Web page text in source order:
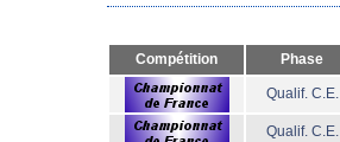
Compétition Phase
Qualif. C.E.
Qualif. C.E.